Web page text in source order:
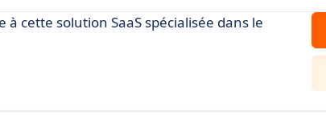
cette solution SaaS spécialisée dans le